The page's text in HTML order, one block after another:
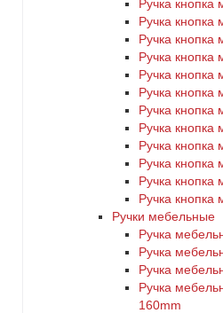
Ручка кнопка
Ручка кнопка
Ручка кнопка
Ручка кнопка
Ручка кнопка
Ручка кнопка
Ручка кнопка
Ручка кнопка
Ручка кнопка
Ручка кнопка
Ручка кнопка
Ручка кнопка
Ручки мебельные
Ручка
Ручка
Ручка
Ручка
160mm